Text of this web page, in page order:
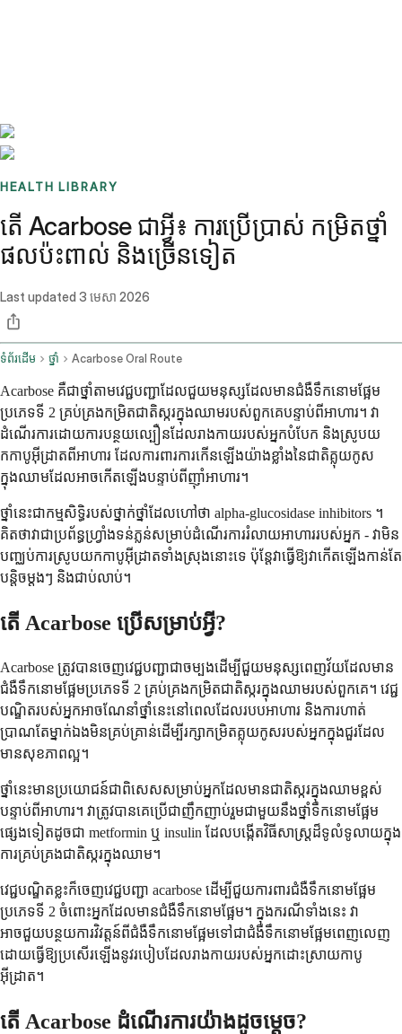
HEALTH LIBRARY
តើ Acarbose ជាអ្វី៖ ការប្រើប្រាស់ កម្រិតថ្នាំ
ផលប៉ះពាល់ និងច្រើនទៀត
Last updated 3 មេសា 2026
ទំព័រដើម ថ្នាំ Acarbose Oral Route
Acarbose គឺជាថ្នាំតាមវេជ្ជបញ្ជាដែលជួយមនុស្សដែលមានជំងឺទឹកនោមផ្អែម
ប្រភេទទី 2 គ្រប់គ្រងកម្រិតជាតិស្ករក្នុងឈាមរបស់ពួកគេបន្ទាប់ពីអាហារ។ វា
ដំណើរការដោយការបន្ថយល្បឿនដែលរាងកាយរបស់អ្នកបំបែក និងស្រូបយ
កកាបូអ៊ីដ្រាតពីអាហារ ដែលការពារការកើនឡើងយ៉ាងខ្លាំងនៃជាតិគ្លុយកូស
ក្នុងឈាមដែលអាចកើតឡើងបន្ទាប់ពីញ៉ាំអាហារ។
ថ្នាំនេះជាកម្មសិទ្ធិរបស់ថ្នាក់ថ្នាំដែលហៅថា alpha-glucosidase inhibitors ។
គិតថាវាជាប្រព័ន្ធហ្វ្រាំងទន់ភ្លន់សម្រាប់ដំណើរការរំលាយអាហាររបស់អ្នក - វាមិន
បញ្ឈប់ការស្រូបយកកាបូអ៊ីដ្រាតទាំងស្រុងនោះទេ ប៉ុន្តែវាធ្វើឱ្យវាកើតឡើងកាន់តែ
បន្តិចម្តងៗ និងជាប់លាប់។
តើ Acarbose ប្រើសម្រាប់អ្វី?
Acarbose ត្រូវបានចេញវេជ្ជបញ្ជាជាចម្បងដើម្បីជួយមនុស្សពេញវ័យដែលមាន
ជំងឺទឹកនោមផ្អែមប្រភេទទី 2 គ្រប់គ្រងកម្រិតជាតិស្ករក្នុងឈាមរបស់ពួកគេ។ វេជ្ជ
បណ្ឌិតរបស់អ្នកអាចណែនាំថ្នាំនេះនៅពេលដែលរបបអាហារ និងការហាត់
ប្រាណតែម្នាក់ឯងមិនគ្រប់គ្រាន់ដើម្បីរក្សាកម្រិតគ្លុយកូសរបស់អ្នកក្នុងជួរដែល
មានសុខភាពល្អ។
ថ្នាំនេះមានប្រយោជន៍ជាពិសេសសម្រាប់អ្នកដែលមានជាតិស្ករក្នុងឈាមខ្ពស់
បន្ទាប់ពីអាហារ។ វាត្រូវបានគេប្រើជាញឹកញាប់រួមជាមួយនឹងថ្នាំទឹកនោមផ្អែម
ផ្សេងទៀតដូចជា metformin ឬ insulin ដែលបង្កើតវិធីសាស្រ្តដ៏ទូលំទូលាយក្នុង
ការគ្រប់គ្រងជាតិស្ករក្នុងឈាម។
វេជ្ជបណ្ឌិតខ្លះក៏ចេញវេជ្ជបញ្ជា acarbose ដើម្បីជួយការពារជំងឺទឹកនោមផ្អែម
ប្រភេទទី 2 ចំពោះអ្នកដែលមានជំងឺទឹកនោមផ្អែម។ ក្នុងករណីទាំងនេះ វា
អាចជួយបន្ថយការវិវត្តន៍ពីជំងឺទឹកនោមផ្អែមទៅជាជំងឺទឹកនោមផ្អែមពេញលេញ
ដោយធ្វើឱ្យប្រសើរឡើងនូវរបៀបដែលរាងកាយរបស់អ្នកដោះស្រាយកាបូ
អ៊ីដ្រាត។
តើ Acarbose ដំណើរការយ៉ាងដូចម្តេច?